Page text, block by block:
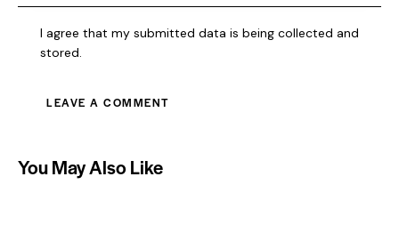
I agree that my submitted data is being collected and
stored.
You May Also Like